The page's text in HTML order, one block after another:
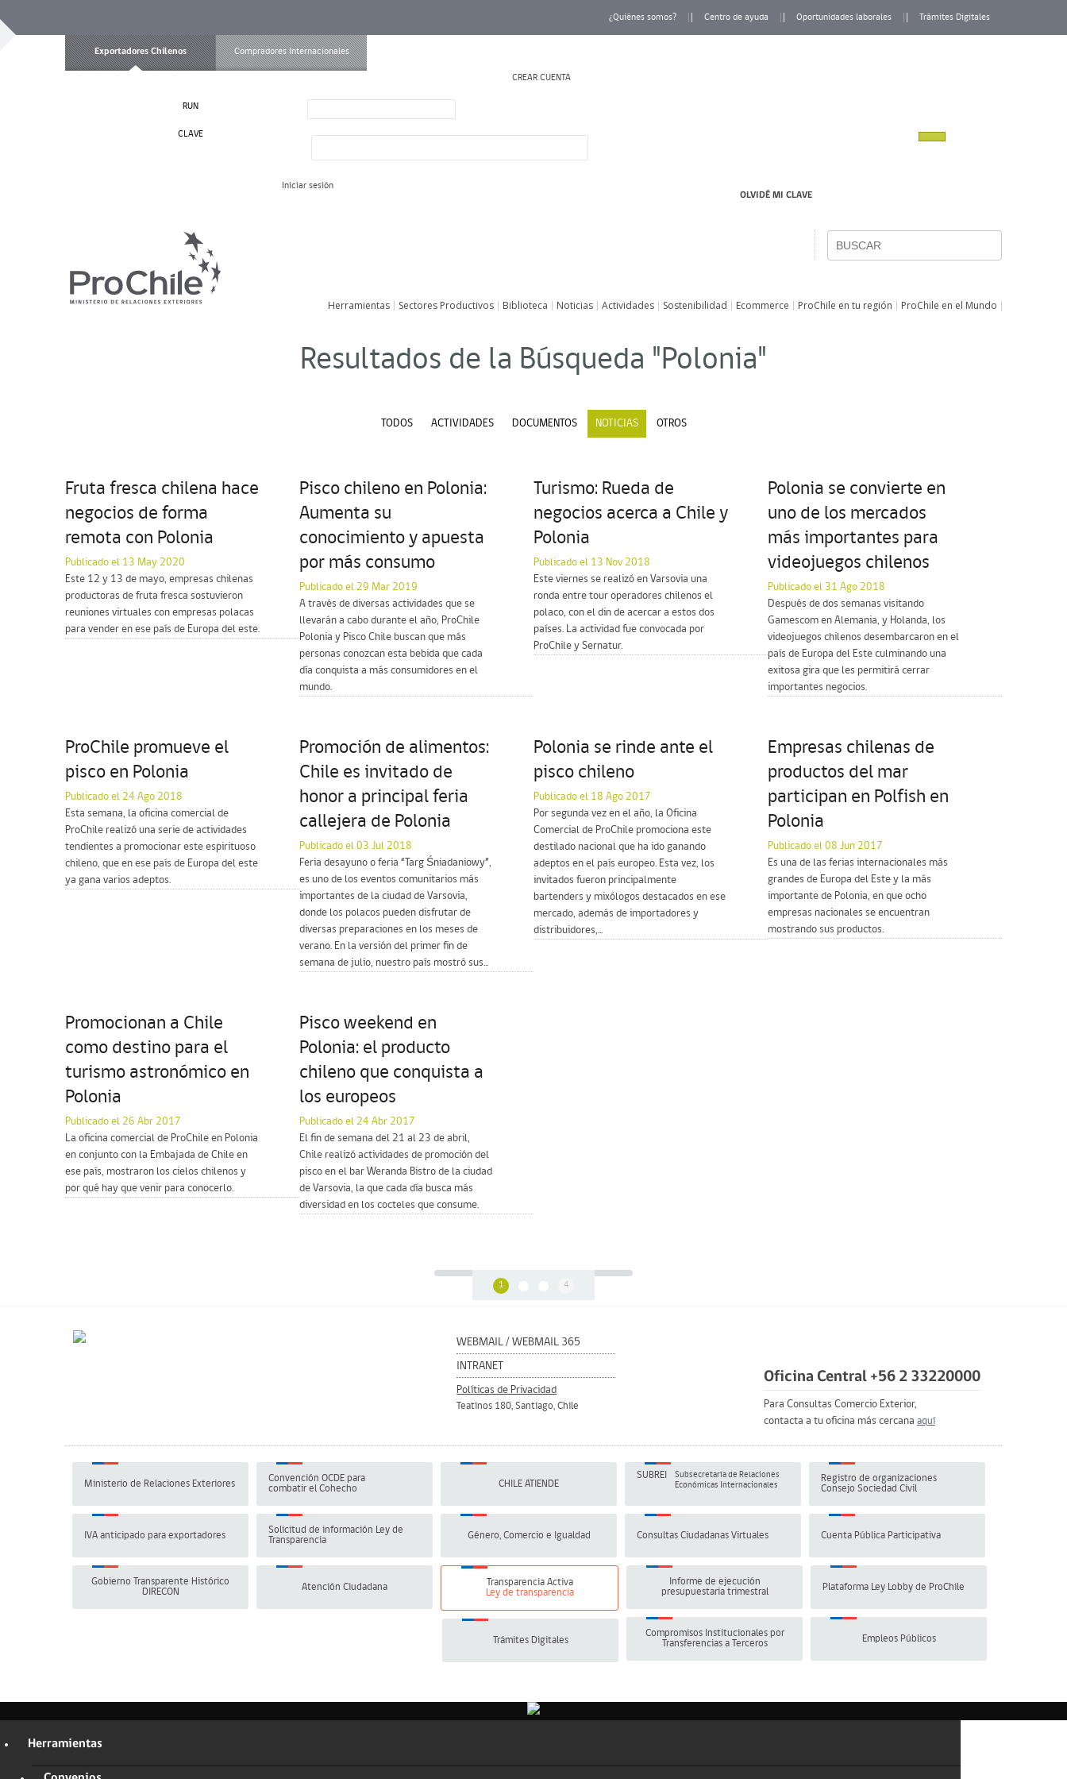
¿Quiénes somos? Centro de ayuda Oportunidades laborales Trámites Digitales
Exportadores Chilenos Compradores Internacionales
CREAR CUENTA
RUN
CLAVE
Iniciar sesión
OLVIDÉ MI CLAVE
Herramientas Sectores Productivos Biblioteca Noticias Actividades Sostenibilidad Ecommerce ProChile en tu región ProChile en el Mundo
Resultados de la Búsqueda "Polonia"
TODOS ACTIVIDADES DOCUMENTOS NOTICIAS OTROS
Fruta fresca chilena hace
negocios de forma
remota con Polonia
Publicado el 13 May 2020
Este 12 y 13 de mayo, empresas chilenas
productoras de fruta fresca sostuvieron
reuniones virtuales con empresas polacas
para vender en ese país de Europa del este.
Pisco chileno en Polonia:
Aumenta su
conocimiento y apuesta
por más consumo
Publicado el 29 Mar 2019
A través de diversas actividades que se
llevarán a cabo durante el año, ProChile
Polonia y Pisco Chile buscan que más
personas conozcan esta bebida que cada
día conquista a más consumidores en el
mundo.
Turismo: Rueda de
negocios acerca a Chile y
Polonia
Publicado el 13 Nov 2018
Este viernes se realizó en Varsovia una
ronda entre tour operadores chilenos el
polaco, con el din de acercar a estos dos
países. La actividad fue convocada por
ProChile y Sernatur.
Polonia se convierte en
uno de los mercados
más importantes para
videojuegos chilenos
Publicado el 31 Ago 2018
Después de dos semanas visitando
Gamescom en Alemania, y Holanda, los
videojuegos chilenos desembarcaron en el
país de Europa del Este culminando una
exitosa gira que les permitirá cerrar
importantes negocios.
ProChile promueve el
pisco en Polonia
Publicado el 24 Ago 2018
Esta semana, la oficina comercial de
ProChile realizó una serie de actividades
tendientes a promocionar este espirituoso
chileno, que en ese país de Europa del este
ya gana varios adeptos.
Promoción de alimentos:
Chile es invitado de
honor a principal feria
callejera de Polonia
Publicado el 03 Jul 2018
Feria desayuno o feria “Targ Śniadaniowy”,
es uno de los eventos comunitarios más
importantes de la ciudad de Varsovia,
donde los polacos pueden disfrutar de
diversas preparaciones en los meses de
verano. En la versión del primer fin de
semana de julio, nuestro país mostró sus...
Polonia se rinde ante el
pisco chileno
Publicado el 18 Ago 2017
Por segunda vez en el año, la Oficina
Comercial de ProChile promociona este
destilado nacional que ha ido ganando
adeptos en el país europeo. Esta vez, los
invitados fueron principalmente
bartenders y mixólogos destacados en ese
mercado, además de importadores y
distribuidores,...
Empresas chilenas de
productos del mar
participan en Polfish en
Polonia
Publicado el 08 Jun 2017
Es una de las ferias internacionales más
grandes de Europa del Este y la más
importante de Polonia, en que ocho
empresas nacionales se encuentran
mostrando sus productos.
Promocionan a Chile
como destino para el
turismo astronómico en
Polonia
Publicado el 26 Abr 2017
La oficina comercial de ProChile en Polonia
en conjunto con la Embajada de Chile en
ese país, mostraron los cielos chilenos y
por qué hay que venir para conocerlo.
Pisco weekend en
Polonia: el producto
chileno que conquista a
los europeos
Publicado el 24 Abr 2017
El fin de semana del 21 al 23 de abril,
Chile realizó actividades de promoción del
pisco en el bar Weranda Bistro de la ciudad
de Varsovia, la que cada día busca más
diversidad en los cocteles que consume.
1 4
Oficina Central +56 2 33220000
Para Consultas Comercio Exterior,
contacta a tu oficina más cercana aquí
WEBMAIL /WEBMAIL 365
INTRANET
Políticas de Privacidad
Teatinos 180, Santiago, Chile
Ministerio de Relaciones Exteriores
Convención OCDE para
combatir el Cohecho
CHILE ATIENDE
SUBREI
Subsecretaría de Relaciones
Económicas Internacionales
Registro de organizaciones
Consejo Sociedad Civil
IVA anticipado para exportadores
Solicitud de información Ley de
Transparencia
Género, Comercio e Igualdad Consultas Ciudadanas Virtuales Cuenta Pública Participativa
Gobierno Transparente Histórico
DIRECON
Atención Ciudadana
Transparencia Activa
Ley de transparencia
Informe de ejecución
presupuestaria trimestral
Plataforma Ley Lobby de ProChile
Empleos Públicos
Compromisos Institucionales por
Transferencias a Terceros
Trámites Digitales
Herramientas